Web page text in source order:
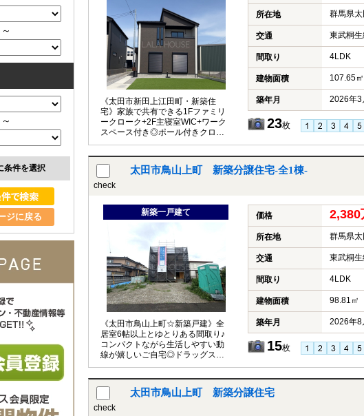
《太田市新田上江田町・新築住
宅》家族で共有できる1Fファミリ
ークローク+2F主寝室WIC+ワーク
スペース付き◎ポール付きクローゼ
ット多めなので収納が楽しくなる
所在地 群馬県
交通 東武桐
間取り 4LDK
建物面積 107.65㎡
築年月 2026年3
23枚
check
太田市鳥山上町 新築分譲住宅-全1棟-
新築一戸建て
《太田市鳥山上町☆新築戸建》全
居室6帖以上とゆとりある間取り♪
コンパクトながら生活しやすい動
線が嬉しいご自宅◎ドラッグストア
やコンビニ、コインランドリー施
価格 2,380
所在地 群馬県
交通 東武桐
間取り 4LDK
建物面積 98.81㎡
築年月 2026年8
15枚
check
太田市鳥山上町 新築分譲住宅
～
～
条件を選択
ジに戻る